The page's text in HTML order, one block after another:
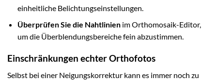
einheitliche Belichtungseinstellungen.
Überprüfen Sie die Nahtlinienim Orthomosaik-Editor,
um die Überblendungsbereiche fein abzustimmen.
Einschränkungen echter Orthofotos
Selbst bei einer Neigungskorrektur kann es immer noch zu